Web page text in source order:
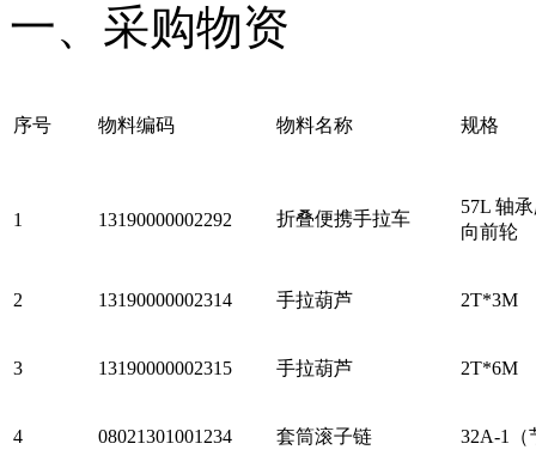
一、采购物资
序号 物料编码 物料名称 规格
1 13190000002292 折叠便携手拉车
57L 轴
向前轮
2 13190000002314 手拉葫芦 2T*3M
3 13190000002315 手拉葫芦 2T*6M
4 08021301001234 套筒滚子链 32A-1（